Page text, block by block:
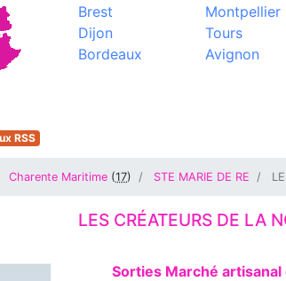
Brest
Dijon
Bordeaux
Montpellier
Tours
Avignon
RSS
Charente Maritime (17) STE MARIE DE RE
LES CRÉATEURS DE LA
Sorties Marché